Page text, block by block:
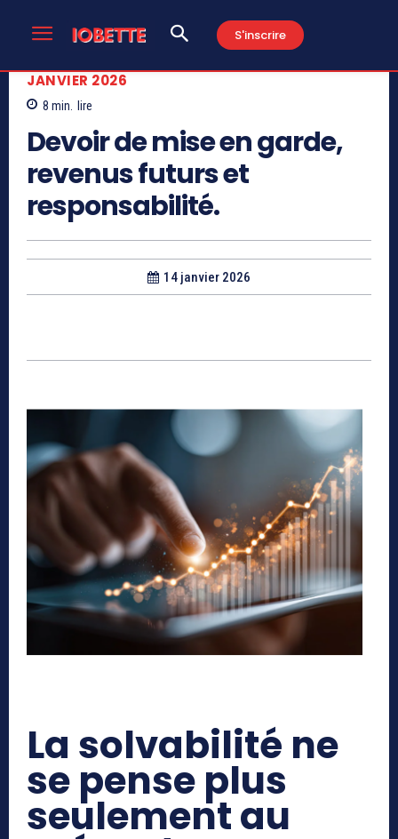
S'inscrire
JANVIER 2026
8 min. lire
Devoir de mise en garde,
revenus futurs et
responsabilité.
14 janvier 2026
La solvabilité ne
se pense plus
seulement au